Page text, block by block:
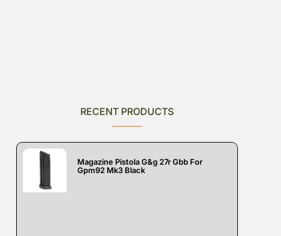
RECENT PRODUCTS
Magazine Pistola G&g 27r Gbb For
Gpm92 Mk3 Black